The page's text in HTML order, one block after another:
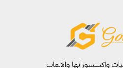
واكسسوراتها والالعاب